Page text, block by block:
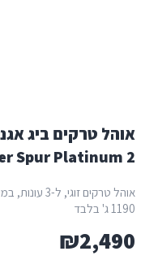
Copper Spur
אוהל טרקים זוגי, ל-3 עונות, במשקל מטורף של
₪